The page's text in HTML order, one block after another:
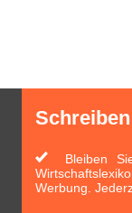
Bleiben
Werbung.